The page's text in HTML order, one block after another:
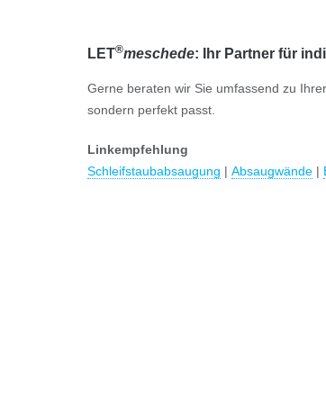
LET®meschede: Ihr Partner für
Gerne beraten wir Sie umfassend zu
sondern perfekt passt.
Linkempfehlung
Schleifstaubabsaugung | Absaugwände|